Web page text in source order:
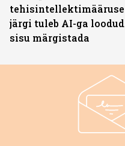
tehisintellektimääruse
järgi tuleb AI-ga loodud
sisu märgistada